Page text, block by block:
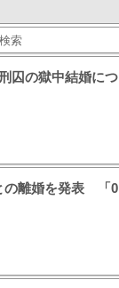
索
囚の獄中結婚に
の離婚を発表 「